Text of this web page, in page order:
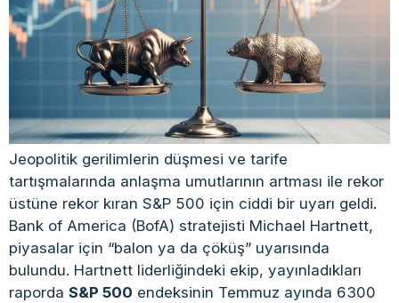
Jeopolitik gerilimlerin düşmesi ve tarife
tartışmalarında anlaşma umutlarının artması ile rekor
üstüne rekor kıran S&P 500 için ciddi bir uyarı geldi.
Bank of America (BofA) stratejisti Michael Hartnett,
piyasalar için “balon ya da çöküş” uyarısında
bulundu. Hartnett liderliğindeki ekip, yayınladıkları
raporda S&P 500 endeksinin Temmuz ayında 6300